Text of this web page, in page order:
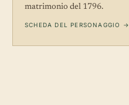
matrimonio del 1796.
SCHEDA DEL PERSONAGGIO →